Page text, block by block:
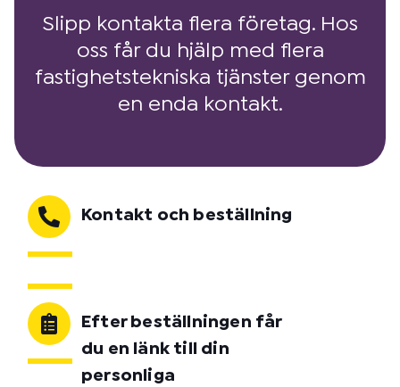
Slipp kontakta flera företag. Hos
oss får du hjälp med flera
fastighetstekniska tjänster genom
en enda kontakt.
Kontakt och beställning
Efter beställningen får
du en länk till din
personliga